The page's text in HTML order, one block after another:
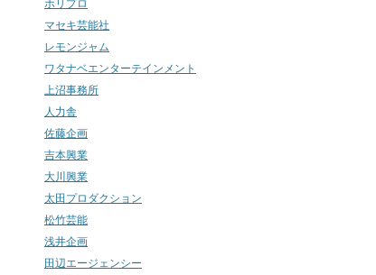
ホリプロ
マセキ芸能社
レモンジャム
ワタナベエンターテインメント
上沼事務所
人力舎
佐藤企画
吉本興業
大川興業
太田プロダクション
松竹芸能
浅井企画
田辺エージェンシー